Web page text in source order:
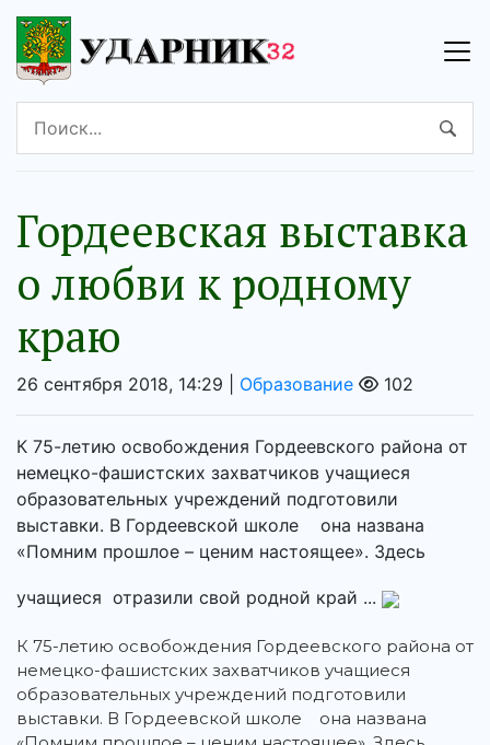
Гордеевская выставка
о любви к родному
краю
26 сентября 2018, 14:29 | Образование 102
К 75-летию освобождения Гордеевского района от
немецко-фашистских захватчиков учащиеся
образовательных учреждений подготовили
выставки. В Гордеевской школе она названа
«Помним прошлое – ценим настоящее». Здесь
учащиеся отразили свой родной край ...
К 75-летию освобождения Гордеевского района от
немецко-фашистских захватчиков учащиеся
образовательных учреждений подготовили
выставки. В Гордеевской школе она названа